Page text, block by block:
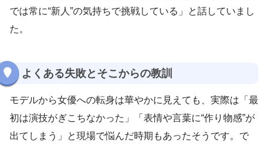
では常に“新人”の気持ちで挑戦している」と話していまし
た。
よくある失敗とそこからの教訓
モデルから女優への転身は華やかに見えても、実際は「最
初は演技がぎこちなかった」「表情や言葉に“作り物感”が
出てしまう」と現場で悩んだ時期もあったそうです。で